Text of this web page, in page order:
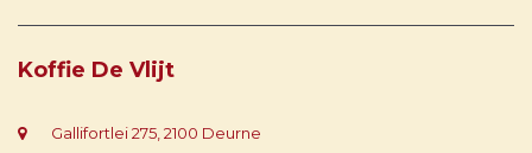
Koffie De Vlijt
Gallifortlei 275, 2100 Deurne